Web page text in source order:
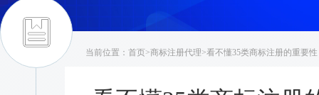
当前位置： 首页>商标注册代理>看不懂35类商标注册的重要